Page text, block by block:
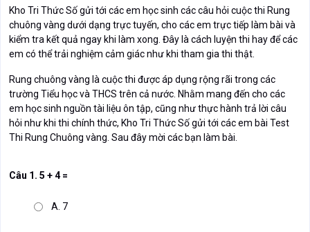
Kho Tri Thức Số gửi tới các em học sinh các câu hỏi cuộc thi Rung
chuông vàng dưới dạng trực tuyến, cho các em trực tiếp làm bài và
kiểm tra kết quả ngay khi làm xong. Đây là cách luyện thi hay để các
em có thể trải nghiệm cảm giác như khi tham gia thi thật.
Rung chuông vàng là cuộc thi được áp dụng rộng rãi trong các
trường Tiểu học và THCS trên cả nước. Nhằm mang đến cho các
em học sinh nguồn tài liệu ôn tập, cũng như thực hành trả lời câu
hỏi như khi thi chính thức, Kho Tri Thức Số gửi tới các em bài Test
Thi Rung Chuông vàng. Sau đây mời các bạn làm bài.
Câu 1. 5 + 4 =
A. 7